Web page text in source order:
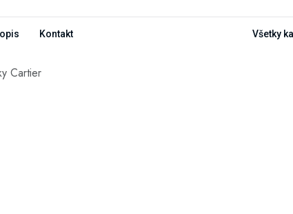
Kontakt Všetky
Cartier